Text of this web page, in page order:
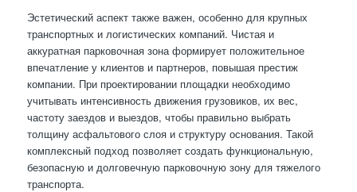
Эстетический аспект также важен, особенно для крупных
транспортных и логистических компаний. Чистая и
аккуратная парковочная зона формирует положительное
впечатление у клиентов и партнеров, повышая престиж
компании. При проектировании площадки необходимо
учитывать интенсивность движения грузовиков, их вес,
частоту заездов и выездов, чтобы правильно выбрать
толщину асфальтового слоя и структуру основания. Такой
комплексный подход позволяет создать функциональную,
безопасную и долговечную парковочную зону для тяжелого
транспорта.